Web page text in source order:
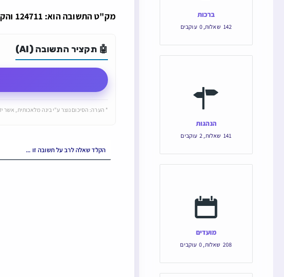
מק"ט התשובה הוא: 124711 והקישור הישיר של התשובה הוא:
🤖 תקציר התשובה (AI)
* הערה: הסיכום נוצר ע"י בינה מלאכותית, אשר
ברכות
142 שאלות,
0 עוקבים
הנהגות
141 שאלות,
2 עוקבים
מועדים
208 שאלות,
0 עוקבים